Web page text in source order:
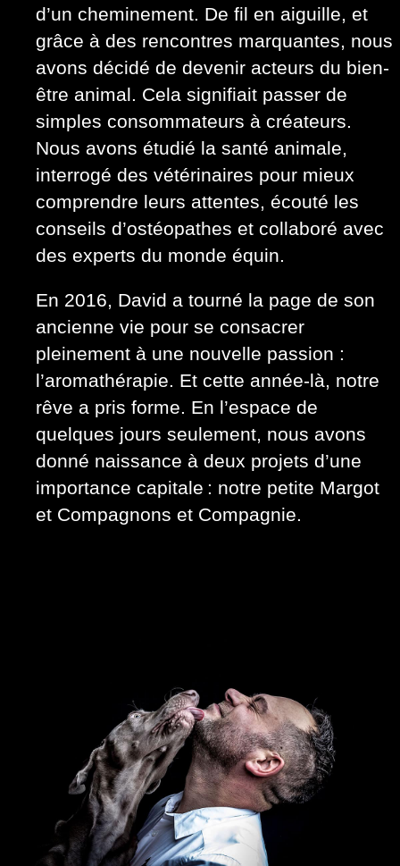
d’un cheminement. De fil en aiguille, et
grâce à des rencontres marquantes, nous
avons décidé de devenir acteurs du bien-
être animal. Cela signifiait passer de
simples consommateurs à créateurs.
Nous avons étudié la santé animale,
interrogé des vétérinaires pour mieux
comprendre leurs attentes, écouté les
conseils d’ostéopathes et collaboré avec
des experts du monde équin.
En 2016, David a tourné la page de son
ancienne vie pour se consacrer
pleinement à une nouvelle passion :
l’aromathérapie. Et cette année-là, notre
rêve a pris forme. En l’espace de
quelques jours seulement, nous avons
donné naissance à deux projets d’une
importance capitale : notre petite Margot
et Compagnons et Compagnie.